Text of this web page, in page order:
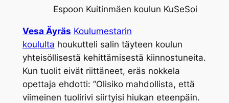
Espoon Kuitinmäen koulun KuSeSoi
Vesa Äyräs Koulumestarin
koululta houkutteli salin täyteen koulun
yhteisöllisestä kehittämisestä kiinnostuneita.
Kun tuolit eivät riittäneet, eräs nokkela
opettaja ehdotti: ”Olisiko mahdollista, että
viimeinen tuolirivi siirtyisi hiukan eteenpäin.